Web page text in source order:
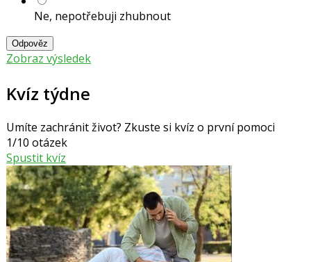
Ne, nepotřebuji zhubnout
Odpověz
Zobraz výsledek
Kvíz týdne
Umíte zachránit život? Zkuste si kvíz o první pomoci
1/10 otázek
Spustit kvíz